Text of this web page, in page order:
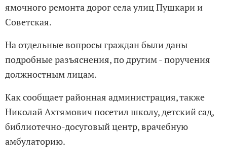
ямочного ремонта дорог села улиц Пушкари и
Советская.
На отдельные вопросы граждан были даны
подробные разъяснения, по другим - поручения
должностным лицам.
Как сообщает районная администрация, также
Николай Ахтямович посетил школу, детский сад,
библиотечно-досуговый центр, врачебную
амбулаторию.